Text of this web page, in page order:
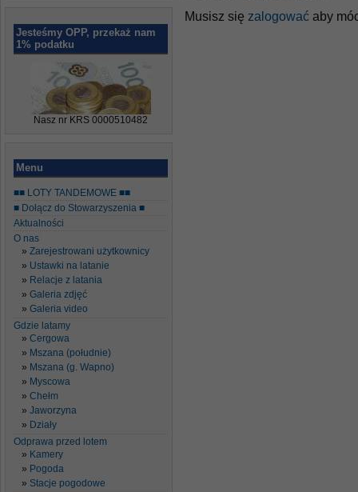
Jesteśmy OPP, przekaż nam
1% podatku
Nasz nr KRS 0000510482
Menu
■■ LOTY TANDEMOWE ■■
■ Dołącz do Stowarzyszenia ■
Aktualności
O nas
Zarejestrowani użytkownicy
Ustawki na latanie
Relacje z latania
Galeria zdjęć
Galeria video
Gdzie latamy
Cergowa
Mszana (południe)
Mszana (g. Wapno)
Myscowa
Chełm
Jaworzyna
Działy
Odprawa przed lotem
Kamery
Pogoda
Stacje pogodowe
Musisz się zalogować aby